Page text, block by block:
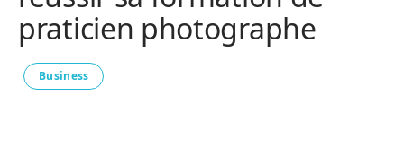
praticien photographe
Business